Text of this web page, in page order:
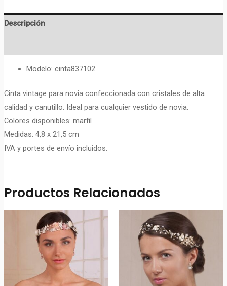
Descripción
Modelo: cinta837102
Cinta vintage para novia confeccionada con cristales de alta
calidad y canutillo. Ideal para cualquier vestido de novia.
Colores disponibles: marfil
Medidas: 4,8 x 21,5 cm
IVA y portes de envío incluidos.
Productos Relacionados